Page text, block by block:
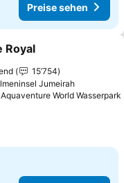
Preise sehen
hinzufügen
Royal
15’754
Jumeirah
World Wasserpark